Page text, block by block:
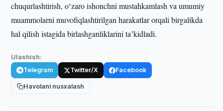
chuqurlashtirish, oʻzaro ishonchni mustahkamlash va umumiy
muammolarni muvofiqlashtirilgan harakatlar orqali birgalikda
hal qilish istagida birlashganliklarini taʼkidladi.
Ulashish:
Telegram Twitter/X Facebook
Havolani nusxalash